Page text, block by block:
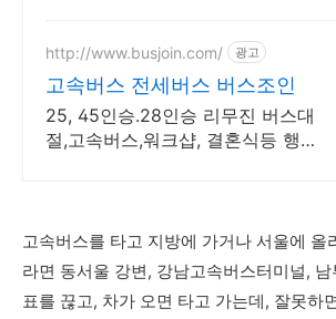
http://www.busjoin.com/ 광고
고속버스 전세버스 버스조인
25, 45인승.28인승 리무진 버스대
절,고속버스,워크샵, 결혼식등 행사
고속버스를 타고 지방에 가거나 서울에 올
라면 동서울 강변, 강남고속버스터미널,
표를 끊고, 차가 오면 타고 가는데, 잘못하